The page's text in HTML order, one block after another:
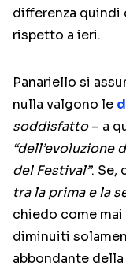
differenza quindi
rispetto a ieri.
Panariello si
nulla valgono le
soddisfatto– a
“dell’evoluzione
del Festival”. Se,
tra la prima e la
chiedo come
diminuiti
abbondante